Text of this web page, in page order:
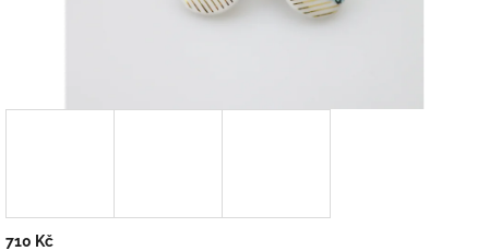
710 Kč